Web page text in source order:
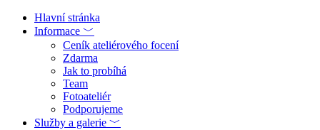
Hlavní stránka
Informace ﹀
Ceník ateliérového focení
Zdarma
Jak to probíhá
Team
Fotoateliér
Podporujeme
Služby a galerie ﹀